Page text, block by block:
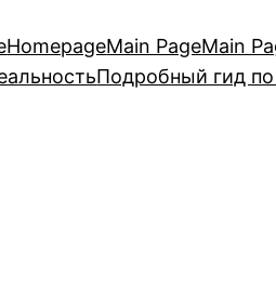
HomepageMain PageMain
Подробный гид по